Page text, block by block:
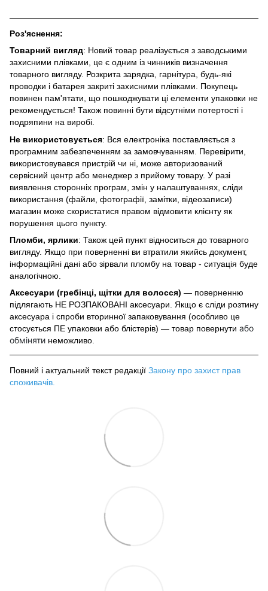
Роз'яснення:
Товарний вигляд: Новий товар реалізується з заводськими
захисними плівками, це є одним із чинників визначення
товарного вигляду. Розкрита зарядка, гарнітура, будь-які
проводки і батарея закриті захисними плівками. Покупець
повинен пам'ятати, що пошкоджувати ці елементи упаковки не
рекомендується! Також повинні бути відсутніми потертості і
подряпини на виробі.
Не використовується: Вся електроніка поставляється з
програмним забезпеченням за замовчуванням. Перевірити,
використовувався пристрій чи ні, може авторизований
сервісний центр або менеджер з прийому товару. У разі
виявлення сторонніх програм, змін у налаштуваннях, сліди
використання (файли, фотографії, замітки, відеозаписи)
магазин може скористатися правом відмовити клієнту як
порушення цього пункту.
Пломби, ярлики: Також цей пункт відноситься до товарного
вигляду. Якщо при поверненні ви втратили якийсь документ,
інформаційні дані або зірвали пломбу на товар - ситуація буде
аналогічною.
Аксесуари (гребінці, щітки для волосся) — поверненню
підлягають НЕ РОЗПАКОВАНІ аксесуари. Якщо є сліди розтину
аксесуара і спроби вторинної запаковування (особливо це
стосується ПЕ упаковки або блістерів) — товар повернути або
обміняти неможливо.
Повний і актуальний текст редакції Закону про захист прав
споживачів.